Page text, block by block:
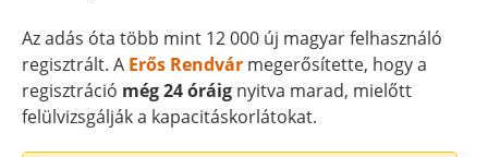
Az adás óta több mint 12 000 új magyar felhasználó
regisztrált. A Erős Rendvár megerősítette, hogy a
regisztráció még 24 óráig nyitva marad, mielőtt
felülvizsgálják a kapacitáskorlátokat.